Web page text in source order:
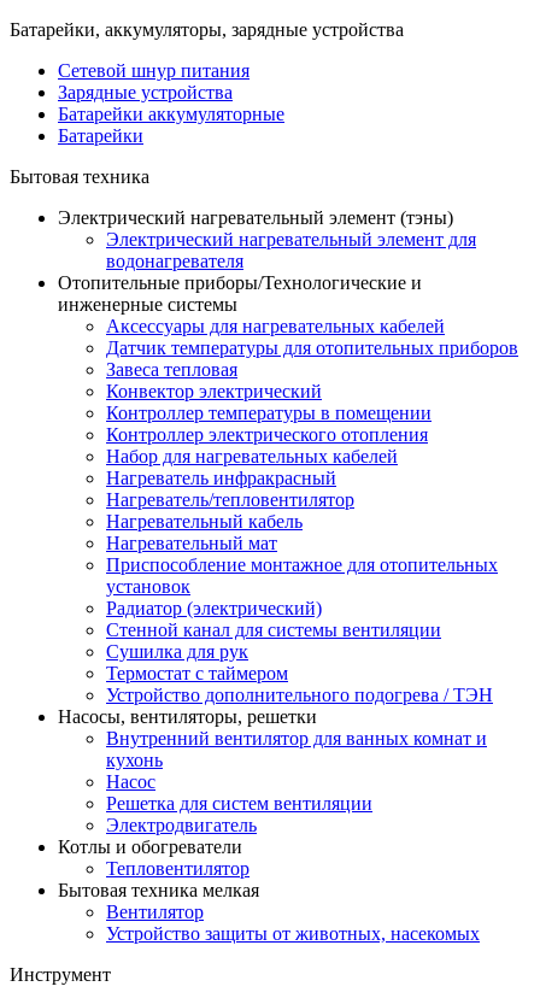
Батарейки, аккумуляторы, зарядные устройства
Сетевой шнур питания
Зарядные устройства
Батарейки аккумуляторные
Батарейки
Бытовая техника
Электрический нагревательный элемент (тэны)
Электрический нагревательный элемент для
водонагревателя
Отопительные приборы/Технологические и
инженерные системы
Аксессуары для нагревательных кабелей
Датчик температуры для отопительных приборов
Завеса тепловая
Конвектор электрический
Контроллер температуры в помещении
Контроллер электрического отопления
Набор для нагревательных кабелей
Нагреватель инфракрасный
Нагреватель/тепловентилятор
Нагревательный кабель
Нагревательный мат
Приспособление монтажное для отопительных
установок
Радиатор (электрический)
Стенной канал для системы вентиляции
Сушилка для рук
Термостат с таймером
Устройство дополнительного подогрева / ТЭН
Насосы, вентиляторы, решетки
Внутренний вентилятор для ванных комнат и
кухонь
Насос
Решетка для систем вентиляции
Электродвигатель
Котлы и обогреватели
Тепловентилятор
Бытовая техника мелкая
Вентилятор
Устройство защиты от животных, насекомых
Инструмент